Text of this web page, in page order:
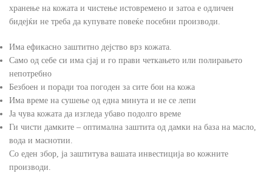
хранење на кожата и чистење истовремено и затоа е одличен
бидејќи не треба да купувате повеќе посебни производи.
Има ефикасно заштитно дејство врз кожата.
Само од себе си има сјај и го прави четкањето или полирањето
непотребно
Безбоен и поради тоа погоден за сите бои на кожа
Има време на сушење од една минута и не се лепи
Ја чува кожата да изгледа убаво подолго време
Ги чисти дамките – оптимална заштита од дамки на база на масло,
вода и маснотии.
Со еден збор, ја заштитува вашата инвестиција во кожните
производи.